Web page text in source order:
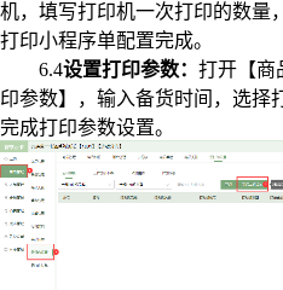
机，填写打印机一次打印的数量
打印小程序单配置完成。
6.4设置打印参数： 打开【商
印参数】，输入备货时间，选择
完成打印参数设置。